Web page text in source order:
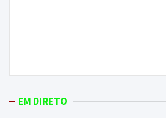
artigos
EM DIRETO